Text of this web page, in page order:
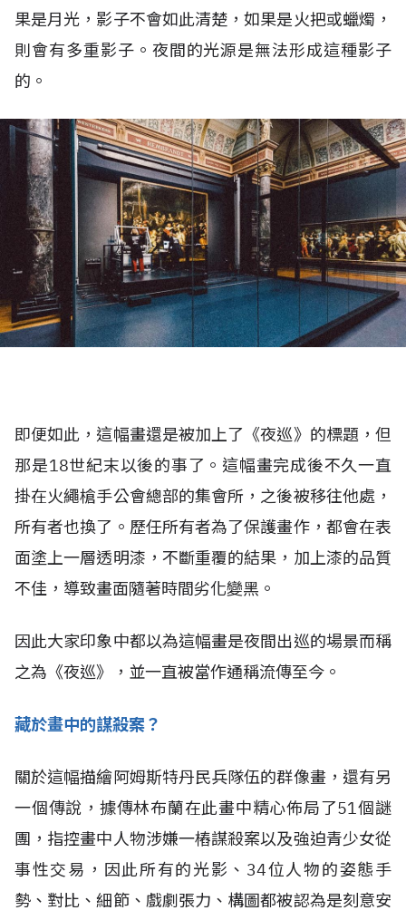
果是月光，影子不會如此清楚，如果是火把或蠟燭，
則會有多重影子。夜間的光源是無法形成這種影子
的。
即便如此，這幅畫還是被加上了《夜巡》的標題，但
那是18世紀末以後的事了。這幅畫完成後不久一直
掛在火繩槍手公會總部的集會所，之後被移往他處，
所有者也換了。歷任所有者為了保護畫作，都會在表
面塗上一層透明漆，不斷重覆的結果，加上漆的品質
不佳，導致畫面隨著時間劣化變黑。
因此大家印象中都以為這幅畫是夜間出巡的場景而稱
之為《夜巡》，並一直被當作通稱流傳至今。
藏於畫中的謀殺案？
關於這幅描繪阿姆斯特丹民兵隊伍的群像畫，還有另
一個傳說，據傳林布蘭在此畫中精心佈局了51個謎
團，指控畫中人物涉嫌一樁謀殺案以及強迫青少女從
事性交易，因此所有的光影、34位人物的姿態手
勢、對比、細節、戲劇張力、構圖都被認為是刻意安